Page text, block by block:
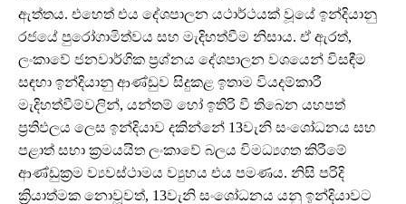
ඇත්තය. එහෙත් එය දේශපාලන යථාර්ථයක් වූයේ ඉන්දියානු
රජයේ පුරෝගාමිත්වය සහ මැදිහත්වීම නිසාය. ඒ ඇරත්,
ලංකාවේ ජනවාර්ගික ප්‍රශ්නය දේශපාලන වශයෙන් විසඳීම
සඳහා ඉන්දියානු ආණ්ඩුව සිදුකළ ඉතාම වියදම්කාරී
මැදිහත්වීම්වලින්, යන්තම් හෝ ඉතිරි වී තිබෙන යහපත්
ප්‍රතිඵලය ලෙස ඉන්දියාව දකින්නේ 13වැනි සංශෝධනය සහ
පළාත් සභා ක්‍රමයයිත ලංකාවේ බලය විමධ්‍යගත කිරීමේ
ආණ්ඩුක්‍රම ව්‍යවස්ථාමය ව්‍යුහය එය පමණය. නිසි පරිදි
ක්‍රියාත්මක නොවූවත්, 13වැනි සංශෝධනය යනු ඉන්දියාවට